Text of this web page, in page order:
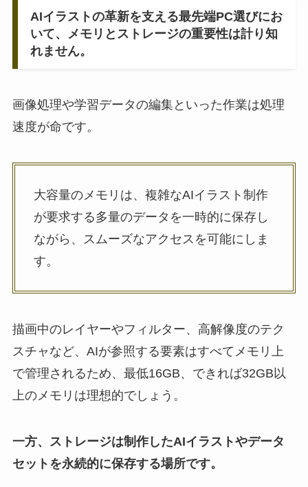
AIイラストの革新を支える最先端PC選びにお
いて、メモリとストレージの重要性は計り知
れません。
画像処理や学習データの編集といった作業は処理
速度が命です。
大容量のメモリは、複雑なAIイラスト制作
が要求する多量のデータを一時的に保存し
ながら、スムーズなアクセスを可能にしま
す。
描画中のレイヤーやフィルター、高解像度のテク
スチャなど、AIが参照する要素はすべてメモリ上
で管理されるため、最低16GB、できれば32GB以
上のメモリは理想的でしょう。
一方、ストレージは制作したAIイラストやデータ
セットを永続的に保存する場所です。